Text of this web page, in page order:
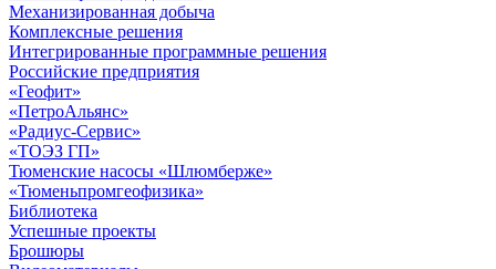
Механизированная добыча
Комплексные решения
Интегрированные программные решения
Российские предприятия
«Геофит»
«ПетроАльянс»
«Радиус-Сервис»
«ТОЭЗ ГП»
Тюменские насосы «Шлюмберже»
«Тюменьпромгеофизика»
Библиотека
Успешные проекты
Брошюры